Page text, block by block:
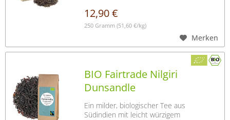
12,90 €
250 Gramm (51,60 €/kg)
Merken
BIO Fairtrade Nilgiri
Dunsandle
Ein milder, biologischer Tee aus
Südindien mit leicht würzigem